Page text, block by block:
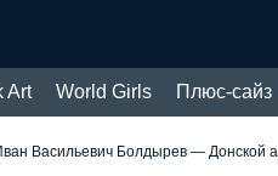
Art World Girls Плюс-сайз
Васильевич Болдырев — Донской